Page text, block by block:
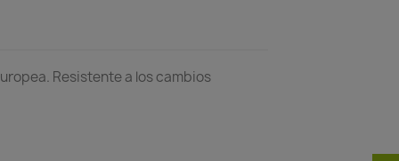
Resistente a los cambios